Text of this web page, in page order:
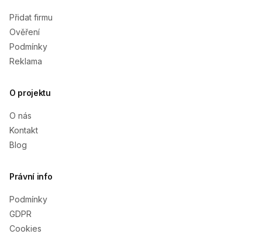
Přidat firmu
Ověření
Podmínky
Reklama
O projektu
O nás
Kontakt
Blog
Právní info
Podmínky
GDPR
Cookies